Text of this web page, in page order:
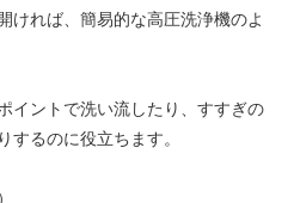
ければ、簡易的な高圧洗浄機のよ
イントで洗い流したり、すすぎの
するのに役立ちます。